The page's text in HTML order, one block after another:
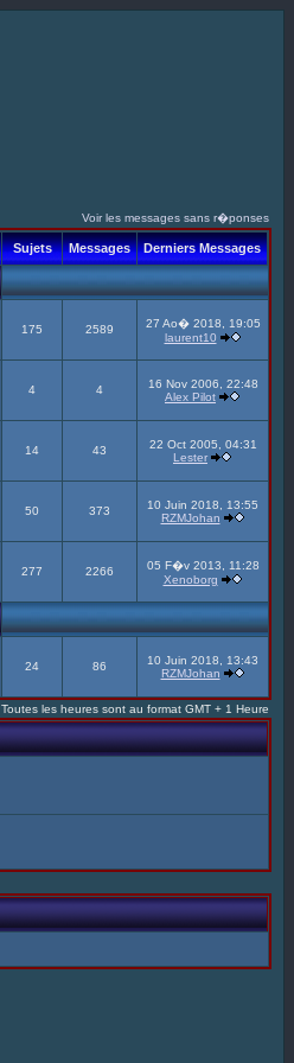
Voir les messages sans r�ponses
Sujets Messages Derniers Messages
175 2589
27 Ao� 2018, 19:05
laurent10
4 4
16 Nov 2006, 22:48
Alex Pilot
14 43
22 Oct 2005, 04:31
Lester
50 373
10 Juin 2018, 13:55
RZMJohan
277 2266
05 F�v 2013, 11:28
Xenoborg
24 86
10 Juin 2018, 13:43
RZMJohan
Toutes les heures sont au format GMT + 1 Heure